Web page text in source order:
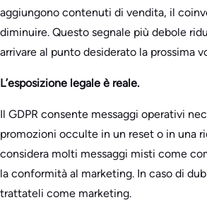
aggiungono contenuti di vendita, il
diminuire. Questo segnale più debole
arrivare al punto desiderato la prossima
L’esposizione legale è reale.
Il GDPR consente messaggi operativi
promozioni occulte in un reset o in una
considera molti messaggi misti come
la conformità al marketing. In caso di
trattateli come marketing.